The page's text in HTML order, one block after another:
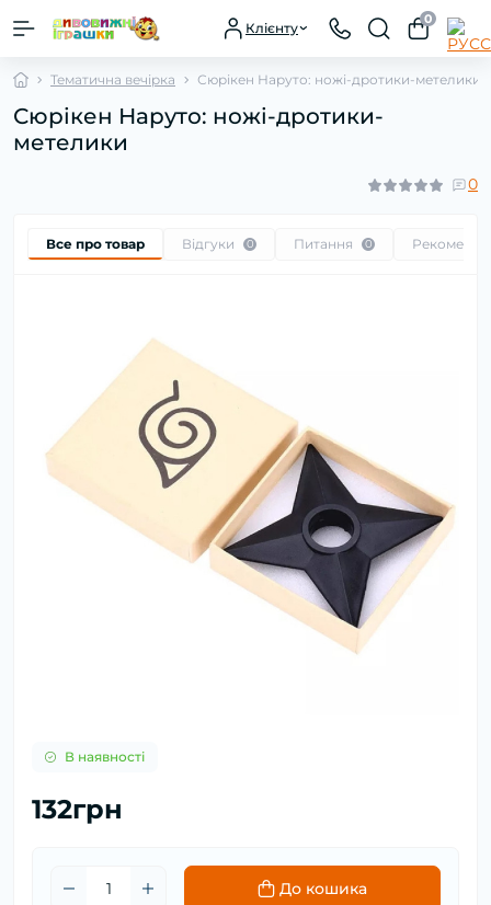
Клієнту
0
Тематична вечірка Сюрікен Наруто: ножі-дротики-метелики
Сюрікен Наруто: ножі-дротики-
метелики
0
Все про товар Відгуки 0 Питання 0
В наявності
132грн
До кошика